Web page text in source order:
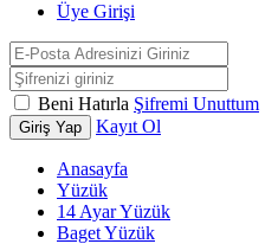
Üye Girişi
Beni Hatırla Şifremi Unuttum
Giriş Yap Kayıt Ol
Anasayfa
Yüzük
14 Ayar Yüzük
Baget Yüzük